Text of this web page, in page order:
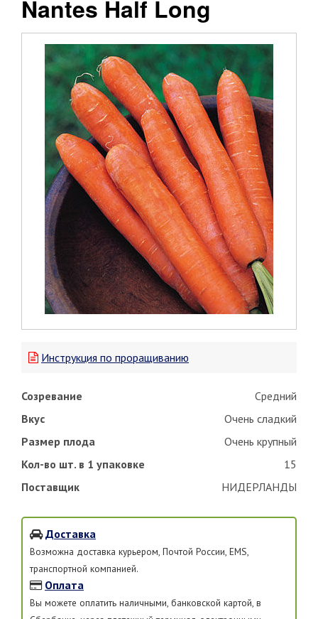
Nantes Half Long
Инструкция по проращиванию
Созревание
Средний
Вкус
Очень сладкий
Размер плода
Очень крупный
Кол-во шт. в 1 упаковке
15
Поставщик
НИДЕРЛАНДЫ
Доставка
Возможна доставка курьером, Почтой России, EMS,
транспортной компанией.
Оплата
Вы можете оплатить наличными, банковской картой, в